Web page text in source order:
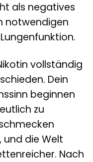
als negatives
notwendigen
vollständig
Dein
beginnen
zu
und die Welt
Nach